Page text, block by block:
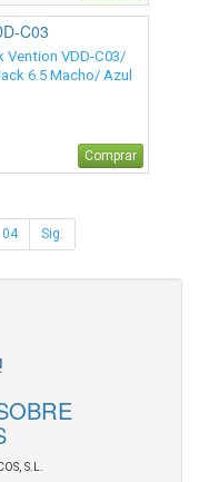
C03
Vention VDD-C03/
6.5 Macho/ Azul
Comprar
04 Sig.
S.L.